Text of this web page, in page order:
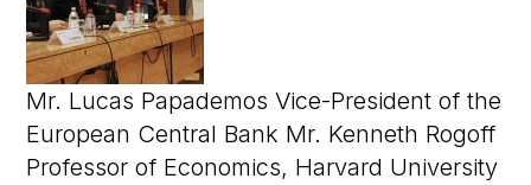
Mr. Lucas Papademos Vice-President of the
European Central Bank Mr. Kenneth Rogoff
Professor of Economics, Harvard University